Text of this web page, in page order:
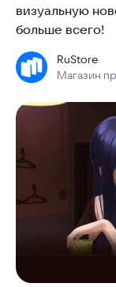
визуальную
больше всего!
RuStore
Магазин